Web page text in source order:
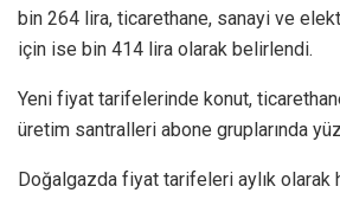
bin 264 lira, ticarethane, sanayi ve
için ise bin 414 lira olarak belirlendi.
Yeni fiyat tarifelerinde konut,
üretim santralleri abone gruplarında
Doğalgazda fiyat tarifeleri aylık olarak